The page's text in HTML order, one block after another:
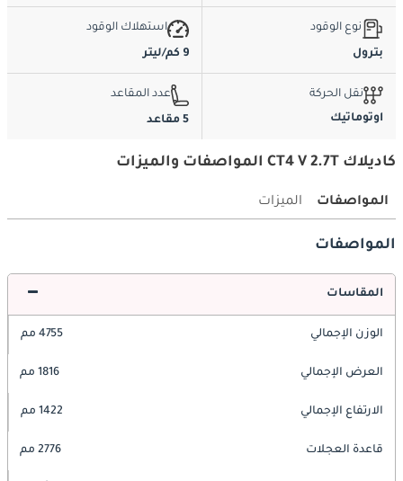
نوع الوقود
بترول
استهلاك الوقود
9 كم/ليتر
نقل الحركة
اوتوماتيك
عدد المقاعد
5 مقاعد
كاديلاك CT4 V 2.7T المواصفات والميزات
المواصفات الميزات
المواصفات
المقاسات
الوزن الإجمالي 4755 مم
العرض الإجمالي 1816 مم
الارتفاع الإجمالي 1422 مم
قاعدة العجلات 2776 مم